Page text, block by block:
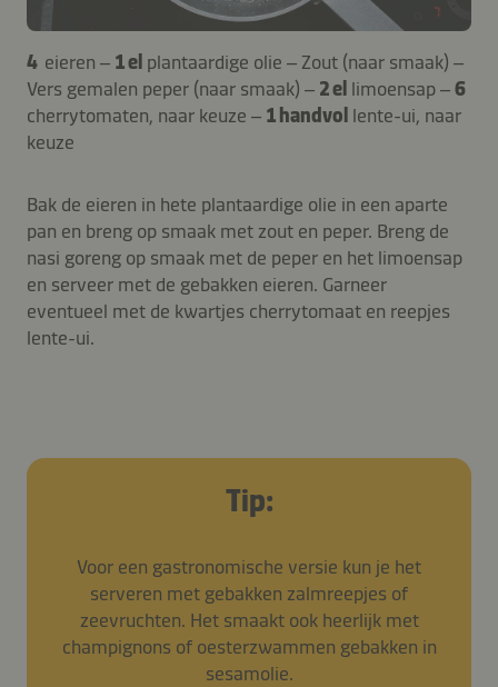
4 eieren – 1 el plantaardige olie – Zout (naar smaak) –
Vers gemalen peper (naar smaak) – 2 el limoensap –6
cherrytomaten, naar keuze – 1 handvol lente-ui, naar
keuze
Bak de eieren in hete plantaardige olie in een aparte
pan en breng op smaak met zout en peper. Breng de
nasi goreng op smaak met de peper en het limoensap
en serveer met de gebakken eieren. Garneer
eventueel met de kwartjes cherrytomaat en reepjes
lente-ui.
Tip:
Voor een gastronomische versie kun je het
serveren met gebakken zalmreepjes of
zeevruchten. Het smaakt ook heerlijk met
champignons of oesterzwammen gebakken in
sesamolie.